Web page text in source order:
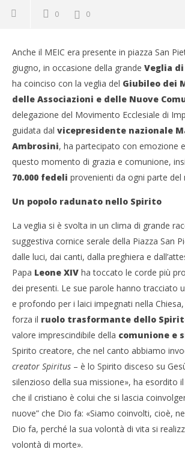
0 0
Anche il MEIC era presente in piazza San
giugno, in occasione della grande Veglia
ha coinciso con la veglia del Giubileo dei
delle Associazioni e delle Nuove
delegazione del Movimento Ecclesiale di
guidata dal vicepresidente nazionale
Ambrosini, ha partecipato con emozione
questo momento di grazia e comunione,
70.000 fedeli provenienti da ogni parte del
Un popolo radunato nello Spirito
La veglia si è svolta in un clima di grande
suggestiva cornice serale della Piazza San
dalle luci, dai canti, dalla preghiera e
Papa Leone XIV ha toccato le corde più
dei presenti. Le sue parole hanno tracciato
e profondo per i laici impegnati nella
forza il ruolo trasformante dello
valore imprescindibile della comunione e
Spirito creatore, che nel canto abbiamo
creator Spiritus – è lo Spirito disceso su
silenzioso della sua missione», ha esordito
che il cristiano è colui che si lascia
nuove” che Dio fa: «Siamo coinvolti, cioè,
Dio fa, perché la sua volontà di vita si
volontà di morte».